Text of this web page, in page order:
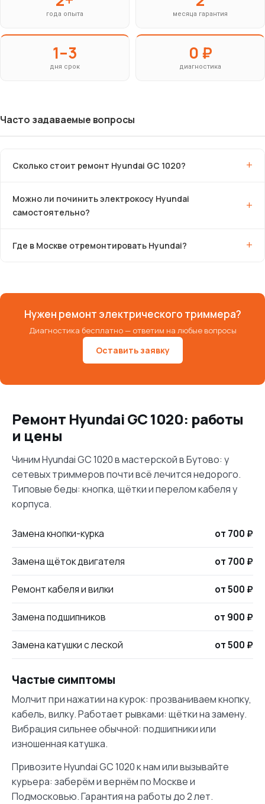
года опыта месяца гарантия
1–3
дня срок
0 ₽
диагностика
Часто задаваемые вопросы
Сколько стоит ремонт Hyundai GC 1020?
Можно ли починить электрокосу Hyundai
самостоятельно?
Где в Москве отремонтировать Hyundai?
Нужен ремонт электрического триммера?
Диагностика бесплатно — ответим на любые вопросы
Оставить заявку
Ремонт Hyundai GC 1020: работы
и цены
Чиним Hyundai GC 1020 в мастерской в Бутово: у
сетевых триммеров почти всё лечится недорого.
Типовые беды: кнопка, щётки и перелом кабеля у
корпуса.
Замена кнопки-курка от 700 ₽
Замена щёток двигателя от 700 ₽
Ремонт кабеля и вилки от 500 ₽
Замена подшипников от 900 ₽
Замена катушки с леской от 500 ₽
Частые симптомы
Молчит при нажатии на курок: прозваниваем кнопку,
кабель, вилку. Работает рывками: щётки на замену.
Вибрация сильнее обычной: подшипники или
изношенная катушка.
Привозите Hyundai GC 1020 к нам или вызывайте
курьера: заберём и вернём по Москве и
Подмосковью. Гарантия на работы до 2 лет.